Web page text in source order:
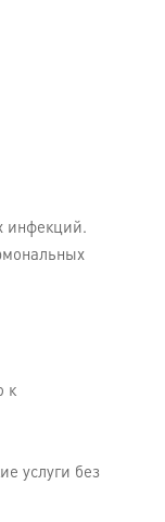
инфекций.
к
услуги без